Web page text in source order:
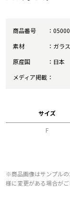
商品番号
素材
ガラ
原産国
日本
メディア掲載
サイズ
F
※商品画像はサンプル
様に変更がある場合が